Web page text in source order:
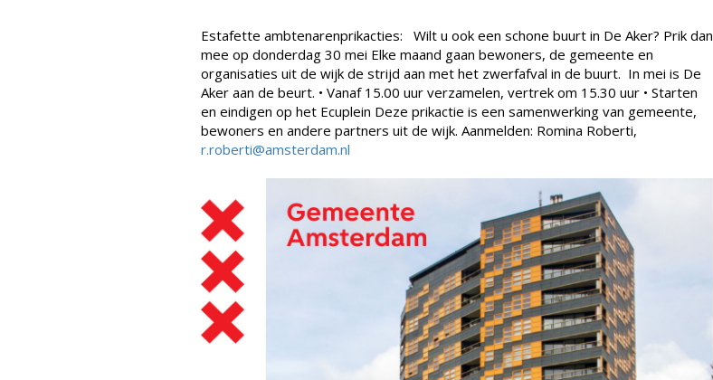
Estafette ambtenarenprikacties: Wilt u ook een schone buurt in De Aker? Prik dan
mee op donderdag 30 mei Elke maand gaan bewoners, de gemeente en
organisaties uit de wijk de strijd aan met het zwerfafval in de buurt. In mei is De
Aker aan de beurt. • Vanaf 15.00 uur verzamelen, vertrek om 15.30 uur • Starten
en eindigen op het Ecuplein Deze prikactie is een samenwerking van gemeente,
bewoners en andere partners uit de wijk. Aanmelden: Romina Roberti,
r.roberti@amsterdam.nl